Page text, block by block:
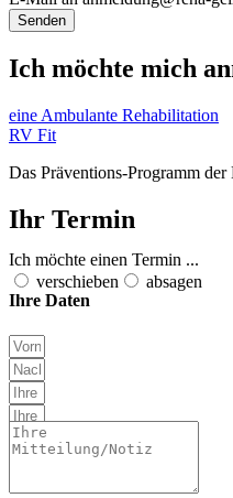
Senden
Ich möchte mich
eine Ambulante Rehabilitation
RV Fit
Das Präventions-Programm
Ihr Termin
Ich möchte einen Termin ...
verschieben
absagen
Ihre Daten